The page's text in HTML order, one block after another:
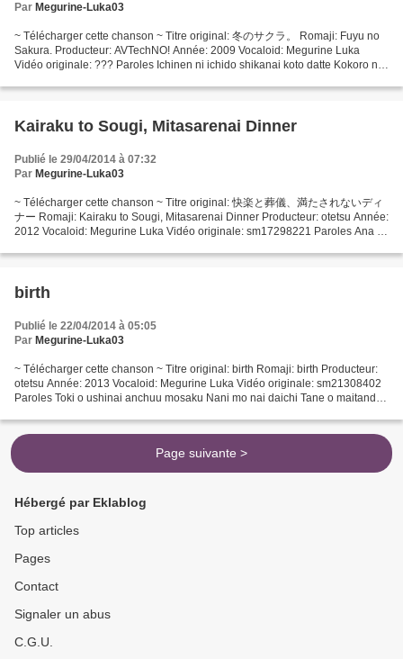
Par Megurine-Luka03
~ Télécharger cette chanson ~ Titre original: 冬のサクラ。 Romaji: Fuyu no
Sakura. Producteur: AVTechNO! Année: 2009 Vocaloid: Megurine Luka
Vidéo originale: ??? Paroles Ichinen ni ichido shikanai koto datte Kokoro no
Kairaku to Sougi, Mitasarenai Dinner
Publié le 29/04/2014 à 07:32
Par Megurine-Luka03
~ Télécharger cette chanson ~ Titre original: 快楽と葬儀、満たされないディ
ナー Romaji: Kairaku to Sougi, Mitasarenai Dinner Producteur: otetsu Année:
2012 Vocaloid: Megurine Luka Vidéo originale: sm17298221 Paroles Ana o
birth
Publié le 22/04/2014 à 05:05
Par Megurine-Luka03
~ Télécharger cette chanson ~ Titre original: birth Romaji: birth Producteur:
otetsu Année: 2013 Vocaloid: Megurine Luka Vidéo originale: sm21308402
Paroles Toki o ushinai anchuu mosaku Nani mo nai daichi Tane o maitanda
Page suivante >
Hébergé par Eklablog
Top articles
Pages
Contact
Signaler un abus
C.G.U.